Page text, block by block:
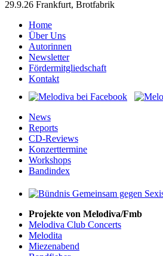
29.9.26 Frankfurt, Brotfabrik
Home
Über Uns
Autorinnen
Newsletter
Fördermitgliedschaft
Kontakt
News
Reports
CD-Reviews
Konzerttermine
Workshops
Bandindex
Projekte von Melodiva/Fmb
Melodiva Club Concerts
Melodita
Miezenabend